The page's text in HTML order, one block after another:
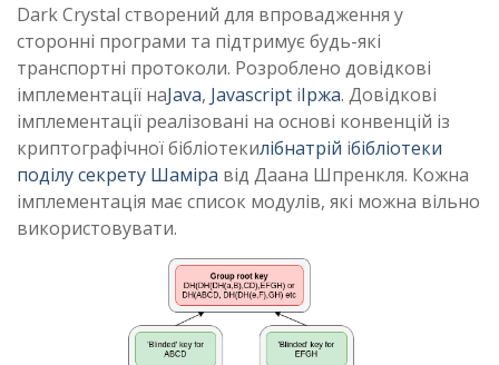
Dark Crystal створений для впровадження у
сторонні програми та підтримує будь-які
транспортні протоколи. Розроблено довідкові
імплементації наJava, Javascript іІржа. Довідкові
імплементації реалізовані на основі конвенцій із
криптографічної бібліотекилібнатрій ібібліотеки
поділу секрету Шаміра від Даана Шпренкля. Кожна
імплементація має список модулів, які можна вільно
використовувати.